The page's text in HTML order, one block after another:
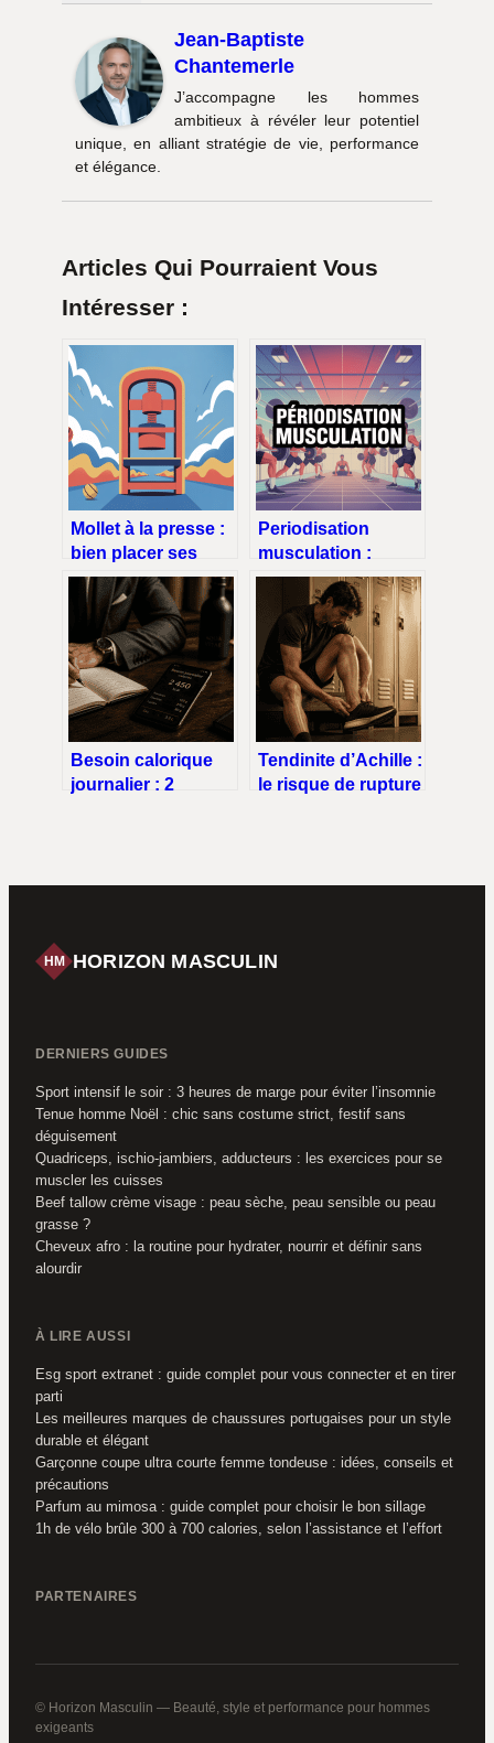
Jean-Baptiste
Chantemerle
J’accompagne les hommes
ambitieux à révéler leur potentiel
unique, en alliant stratégie de vie, performance
et élégance.
Articles Qui Pourraient Vous
Intéresser :
Mollet à la presse :
bien placer ses
pieds pour des
résultats visibles
Periodisation
musculation :
comment structurer
vos cycles pour
progresser
vraiment
Besoin calorique
journalier : 2
alimentation
Tendinite d’Achille :
le risque de rupture
HM HORIZON MASCULIN
DERNIERS GUIDES
Sport intensif le soir : 3 heures de marge pour éviter l’insomnie
Tenue homme Noël : chic sans costume strict, festif sans
déguisement
Quadriceps, ischio-jambiers, adducteurs : les exercices pour se
muscler les cuisses
Beef tallow crème visage : peau sèche, peau sensible ou peau
grasse ?
Cheveux afro : la routine pour hydrater, nourrir et définir sans
alourdir
À LIRE AUSSI
Esg sport extranet : guide complet pour vous connecter et en tirer
parti
Les meilleures marques de chaussures portugaises pour un style
durable et élégant
Garçonne coupe ultra courte femme tondeuse : idées, conseils et
précautions
Parfum au mimosa : guide complet pour choisir le bon sillage
1h de vélo brûle 300 à 700 calories, selon l’assistance et l’effort
PARTENAIRES
© Horizon Masculin — Beauté, style et performance pour hommes
exigeants